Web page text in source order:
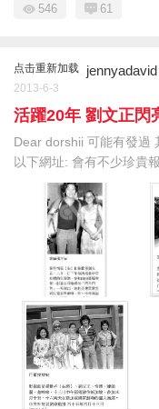
546 61
点击重新加载 jennyadavid
2013-6-3
活躍20年 劉文正閃
Dear dorshii 可能有發過
以下網址: 會有不少珍貴報